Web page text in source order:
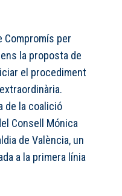
Compromís per
la proposta de
el procediment
de la coalició
Consell Mónica
de València, un
a la primera línia